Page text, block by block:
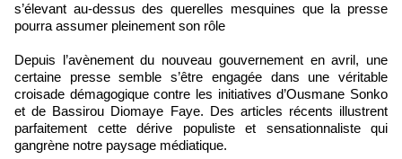
s’élevant au-dessus des querelles mesquines que la presse
pourra assumer pleinement son rôle
Depuis l’avènement du nouveau gouvernement en avril, une
certaine presse semble s’être engagée dans une véritable
croisade démagogique contre les initiatives d’Ousmane Sonko
et de Bassirou Diomaye Faye. Des articles récents illustrent
parfaitement cette dérive populiste et sensationnaliste qui
gangrène notre paysage médiatique.